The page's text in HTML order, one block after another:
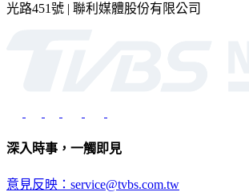
光路451號 | 聯利媒體股份有限公司
深入時事，一觸即見
意見反映：service@tvbs.com.tw